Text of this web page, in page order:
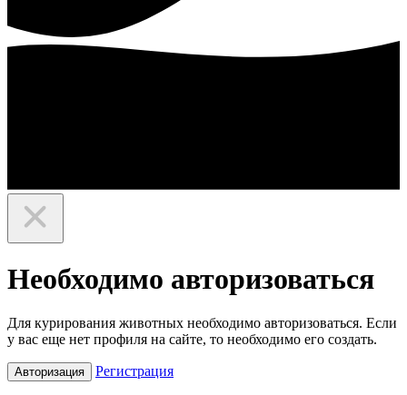
Необходимо авторизоваться
Для курирования животных необходимо авторизоваться. Если
у вас еще нет профиля на сайте, то необходимо его создать.
Авторизация Регистрация